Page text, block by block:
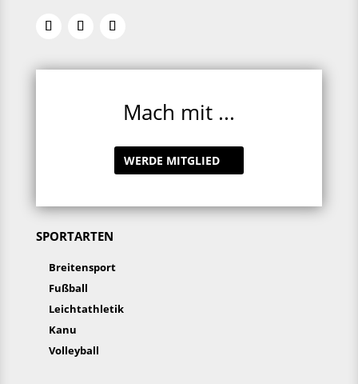
Mach mit ...
WERDE MITGLIED
SPORTARTEN
Breitensport
Fußball
Leichtathletik
Kanu
Volleyball